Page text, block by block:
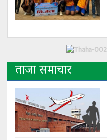
ताजा समाचार